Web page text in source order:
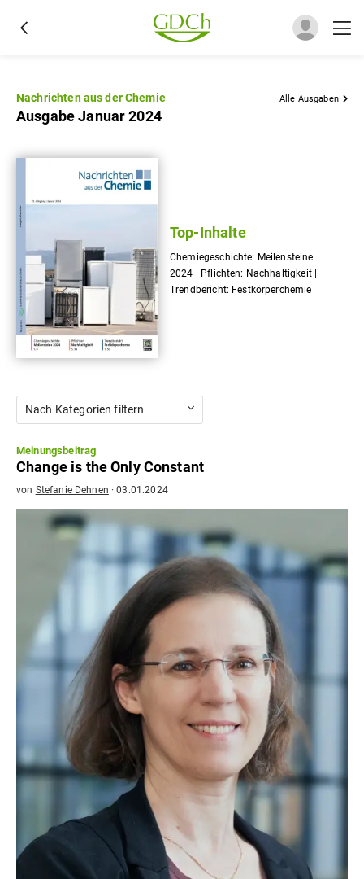
Nachrichten aus der Chemie Alle Ausgaben
Ausgabe Januar 2024
Top-Inhalte
Chemiegeschichte: Meilensteine
2024 | Pflichten: Nachhaltigkeit |
Trendbericht: Festkörperchemie
Nach Kategorien filtern
Meinungsbeitrag
Change is the Only Constant
von Stefanie Dehnen ·03.01.2024